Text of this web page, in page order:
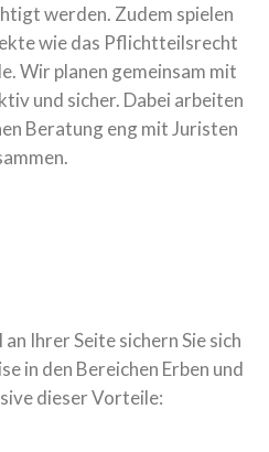
werden. Zudem spielen
wie das Pflichtteilsrecht
Wir planen gemeinsam mit
und sicher. Dabei arbeiten
Beratung eng mit Juristen
Ihrer Seite sichern Sie sich
in den Bereichen Erben und
dieser Vorteile: